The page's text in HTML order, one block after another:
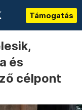
Támogatás
és
célpont